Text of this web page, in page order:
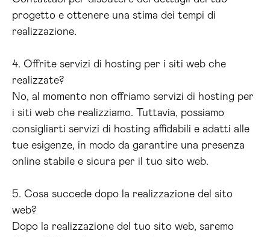
progetto e ottenere una stima dei tempi di
realizzazione.
4. Offrite servizi di hosting per i siti web che
realizzate?
No, al momento non offriamo servizi di hosting per
i siti web che realizziamo. Tuttavia, possiamo
consigliarti servizi di hosting affidabili e adatti alle
tue esigenze, in modo da garantire una presenza
online stabile e sicura per il tuo sito web.
5. Cosa succede dopo la realizzazione del sito
web?
Dopo la realizzazione del tuo sito web, saremo